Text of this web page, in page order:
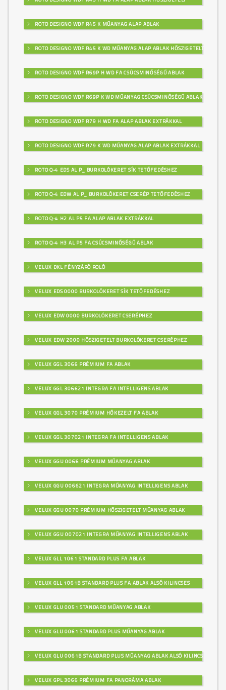
ROTO DESIGNO WDF R45 K MŰANYAG ALAP ABLAK
ROTO DESIGNO WDF R45 K WD MŰANYAG ALAP ABLAK HŐSZIGETELT
ROTO DESIGNO WDF R69P H WD FA CSÚCSMINŐSÉGŰ ABLAK
ROTO DESIGNO WDF R69P K WD MŰANYAG CSÚCSMINŐSÉGŰ ABLAK
ROTO DESIGNO WDF R79 H WD FA ALAP ABLAK EXTRÁKKAL
ROTO DESIGNO WDF R79 K WD MŰANYAG ALAP ABLAK EXTRÁKKAL
ROTO Q-4 EDS AL P_ BURKOLÓKERET SÍK TETŐFEDÉSHEZ
ROTO Q-4 EDW AL P_ BURKOLÓKERET CSERÉP TETŐFEDÉSHEZ
ROTO Q-4 H2 AL P5 FA ALAP ABLAK EXTRÁKKAL
ROTO Q-4 H3 AL P5 FA CSÚCSMINŐSÉGŰ ABLAK
VELUX DKL FÉNYZÁRÓ ROLÓ
VELUX EDS 0000 BURKOLÓKERET SÍK TETŐFEDÉSHEZ
VELUX EDW 0000 BURKOLÓKERET CSERÉPHEZ
VELUX EDW 2000 HŐSZIGETELT BURKOLÓKERET CSERÉPHEZ
VELUX GGL 3066 PRÉMIUM FA ABLAK
VELUX GGL 306621 INTEGRA FA INTELLIGENS ABLAK
VELUX GGL 3070 PRÉMIUM HŐKEZELT FA ABLAK
VELUX GGL 307021 INTEGRA FA INTELLIGENS ABLAK
VELUX GGU 0066 PRÉMIUM MŰANYAG ABLAK
VELUX GGU 006621 INTEGRA MŰANYAG INTELLIGENS ABLAK
VELUX GGU 0070 PRÉMIUM HŐSZIGETELT MŰANYAG ABLAK
VELUX GGU 007021 INTEGRA MŰANYAG INTELLIGENS ABLAK
VELUX GLL 1061 STANDARD PLUS FA ABLAK
VELUX GLL 1061B STANDARD PLUS FA ABLAK ALSÓ KILINCSES
VELUX GLU 0051 STANDARD MŰANYAG ABLAK
VELUX GLU 0061 STANDARD PLUS MŰANYAG ABLAK
VELUX GLU 0061B STANDARD PLUS MŰANYAG ABLAK ALSÓ KILINCSES
VELUX GPL 3066 PRÉMIUM FA PANORÁMA ABLAK